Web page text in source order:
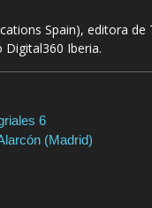
Spain), editora de
Digital360 Iberia.
6
(Madrid)